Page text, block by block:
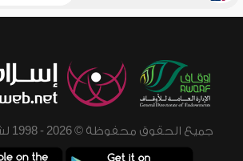
جميع الحقوق محفوظة © 2026 - 1998 لشبكة إسلام ويب